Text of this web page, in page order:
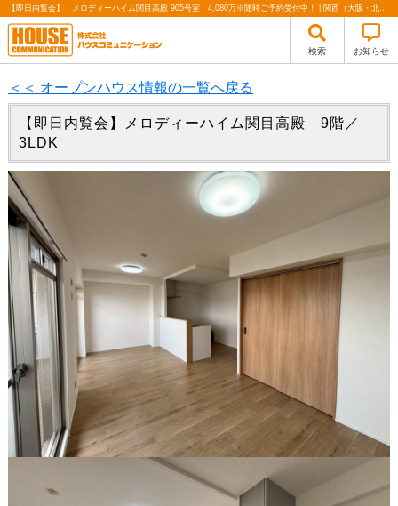
【即日内覧会】 メロディーハイム関目高殿 905号室 4,080万※随時ご予約受付中！ | 関西（大阪・北摂・神戸）・関東（東京）で不動産の購入・売却、注文住宅、リノベーションの事なら株式会社ハウスコミュニケーション
検索 お知らせ
＜＜ オープンハウス情報の一覧へ戻る
【即日内覧会】メロディーハイム関目高殿 9階／
3LDK